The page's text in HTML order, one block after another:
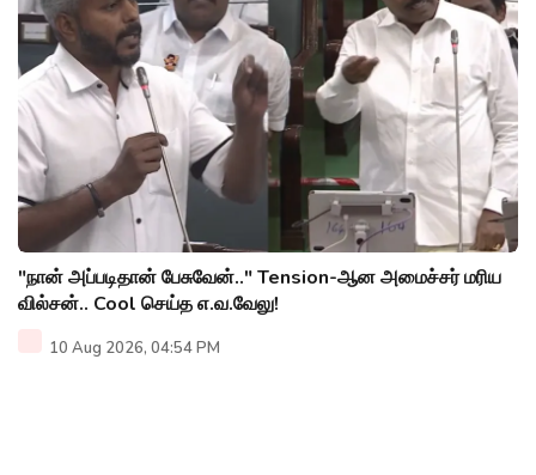
"நான் அப்படிதான் பேசுவேன்.." Tension-ஆன அமைச்சர் மரிய
வில்சன்.. Cool செய்த எ.வ.வேலு!
10 Aug 2026, 04:54 PM